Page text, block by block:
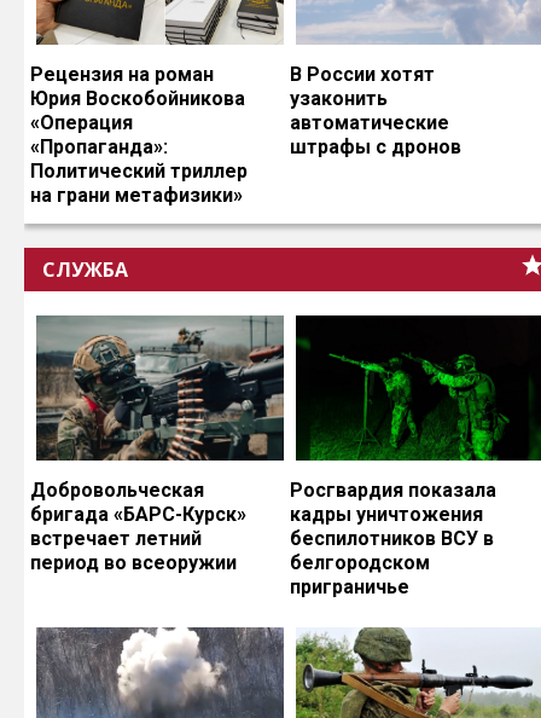
Рецензия на роман
Юрия Воскобойникова
«Операция
«Пропаганда»:
Политический триллер
на грани метафизики»
В России хотят
узаконить
автоматические
штрафы с дронов
СЛУЖБА
Добровольческая
бригада «БАРС-Курск»
встречает летний
период во всеоружии
Росгвардия показала
кадры уничтожения
беспилотников ВСУ в
белгородском
приграничье